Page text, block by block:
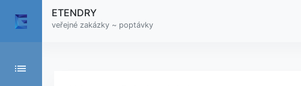
list
ETENDRY
veřejné zakázky ~ poptávky